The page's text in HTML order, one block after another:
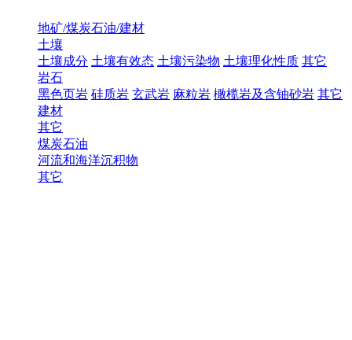
地矿/煤炭石油/建材
土壤
土壤成分 土壤有效态 土壤污染物 土壤理化性质 其它
岩石
黑色页岩 硅质岩 玄武岩 麻粒岩 橄榄岩及含铀砂岩 其它
建材
其它
煤炭石油
河流和海洋沉积物
其它